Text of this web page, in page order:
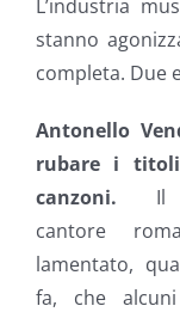
L’industria
stanno
completa. Due
Antonello
rubare i
canzoni. Il
cantore
lamentato,
fa, che